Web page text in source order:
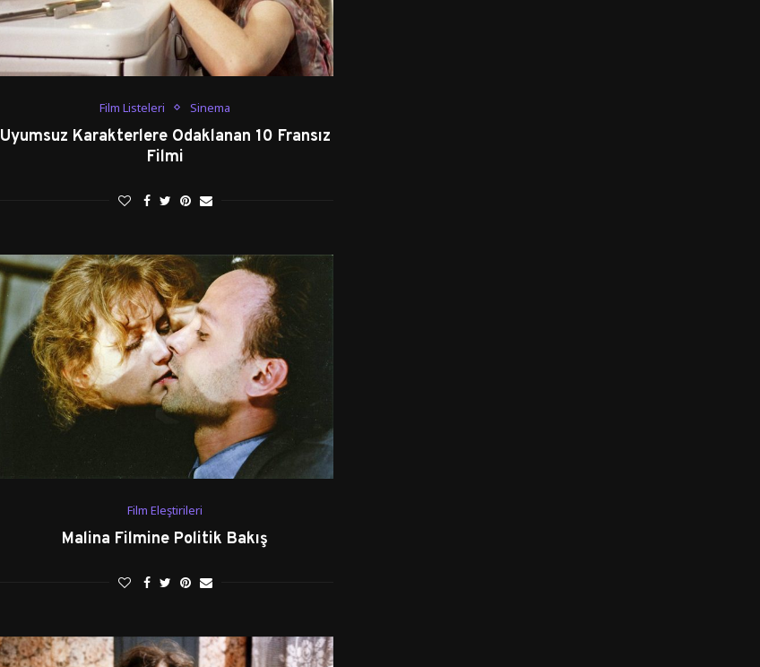
Film Listeleri Sinema
Uyumsuz Karakterlere Odaklanan 10 Fransız
Filmi
Film Eleştirileri
Malina Filmine Politik Bakış